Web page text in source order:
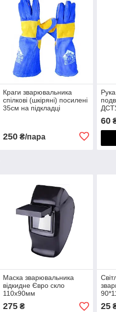
Краги зварювальника
спілкові (шкіряні) посилені
35см на підкладці
250₴/пара
60
Маска зварювальника
відкидне Євро скло
110x90мм
275₴ 25